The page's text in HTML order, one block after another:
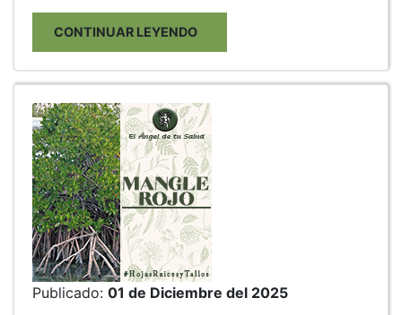
CONTINUAR LEYENDO
Publicado: 01 de Diciembre del 2025